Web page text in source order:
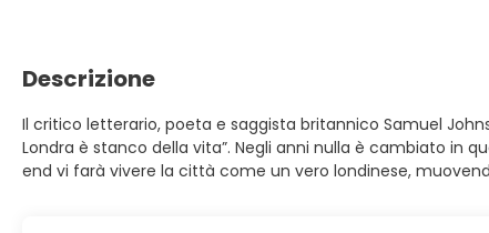
Descrizione
Il critico letterario, poeta e saggista britannico Samuel
Londra è stanco della vita”. Negli anni nulla è cambiato
end vi farà vivere la città come un vero londinese,